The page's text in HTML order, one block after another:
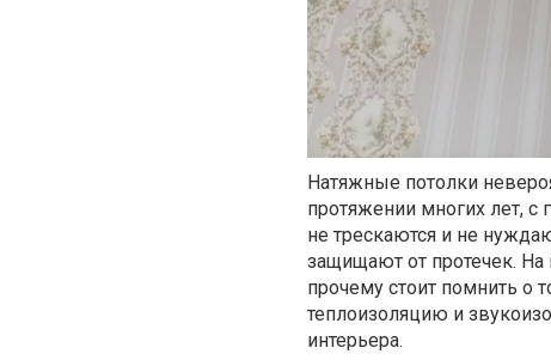
Натяжные потолки
протяжении многих лет, с
не трескаются и не
защищают от протечек. На
прочему стоит помнить о
теплоизоляцию и
интерьера.